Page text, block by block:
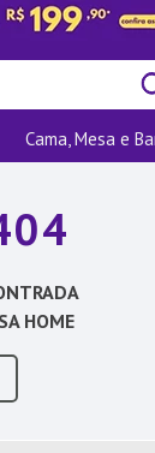
Cama, Mesa e
HOME